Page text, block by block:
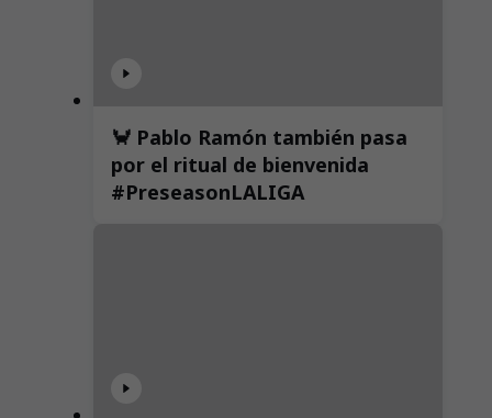
🦀 Pablo Ramón también pasa
por el ritual de bienvenida
#PreseasonLALIGA